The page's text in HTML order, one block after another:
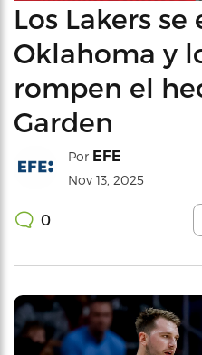
Los Lakers
Oklahoma y
rompen el
Garden
Por EFE
Nov 13, 2025
0